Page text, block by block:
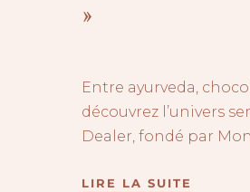
»
Entre ayurveda,
découvrez l’univers
Dealer, fondé par
LIRE LA SUITE